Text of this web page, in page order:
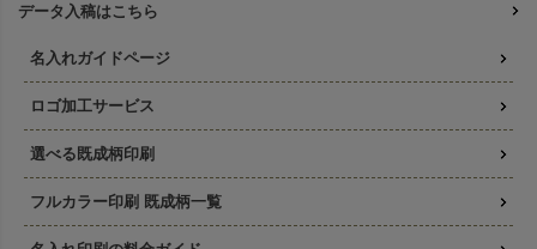
データ入稿はこちら
名入れガイドページ
ロゴ加工サービス
選べる既成柄印刷
フルカラー印刷 既成柄一覧